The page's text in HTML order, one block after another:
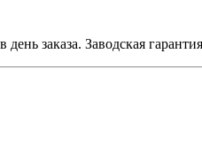
заказа. Заводская